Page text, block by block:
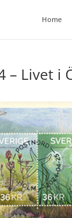
Home
– Livet i